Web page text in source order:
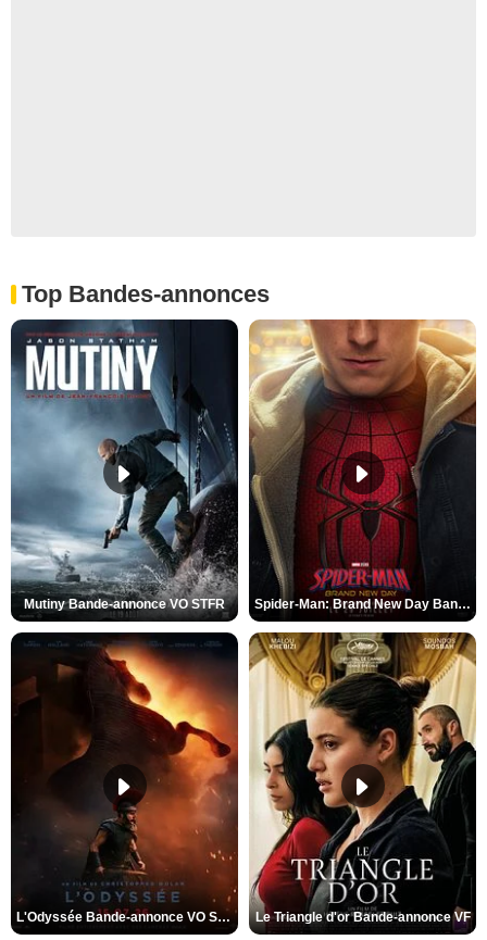
Top Bandes-annonces
Mutiny Bande-annonce VO STFR Spider-Man: Brand New Day Bande-annonce VO STFR
L'Odyssée Bande-annonce VO STFR Le Triangle d'or Bande-annonce VF